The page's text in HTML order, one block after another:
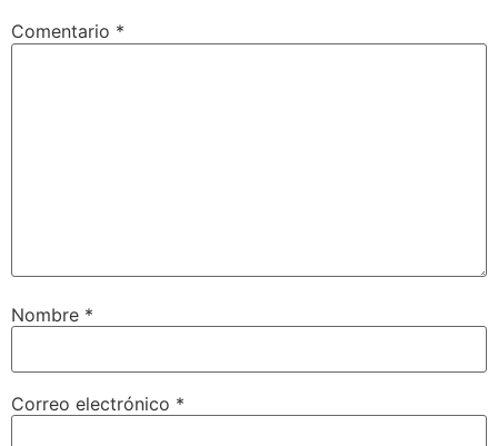
Comentario *
Nombre *
Correo electrónico *